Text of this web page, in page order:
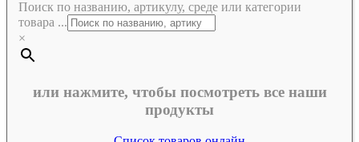
Поиск по названию, артикулу, среде или категории
товара ...
×
или нажмите, чтобы посмотреть все наши
продукты